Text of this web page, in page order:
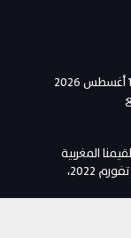
2022،
المغربية